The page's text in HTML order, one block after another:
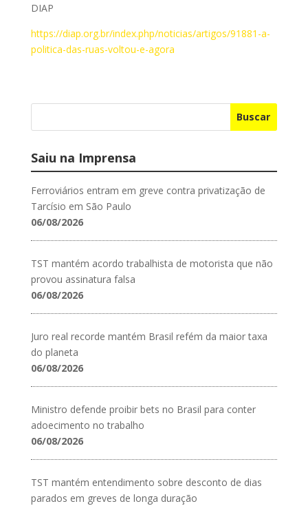
DIAP
https://diap.org.br/index.php/noticias/artigos/91881-a-
politica-das-ruas-voltou-e-agora
Buscar
Saiu na Imprensa
Ferroviários entram em greve contra privatização de
Tarcísio em São Paulo
06/08/2026
TST mantém acordo trabalhista de motorista que não
provou assinatura falsa
06/08/2026
Juro real recorde mantém Brasil refém da maior taxa
do planeta
06/08/2026
Ministro defende proibir bets no Brasil para conter
adoecimento no trabalho
06/08/2026
TST mantém entendimento sobre desconto de dias
parados em greves de longa duração